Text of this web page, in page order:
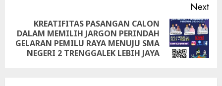
Next
Next
post:
KREATIFITAS PASANGAN CALON
DALAM MEMILIH JARGON PERINDAH
GELARAN PEMILU RAYA MENUJU SMA
NEGERI 2 TRENGGALEK LEBIH JAYA